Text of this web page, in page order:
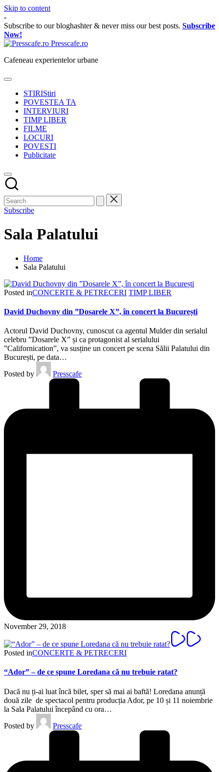
Skip to content
-
Subscribe to our bloghashter & never miss our best posts. Subscribe
Now!
Presscafe.ro
Cafeneau experientelor urbane
STIRIStiri
POVESTEA TA
INTERVIURI
TIMP LIBER
FILME
LOCURI
POVESTI
Publicitate
Subscribe
Sala Palatului
Home
Sala Palatului
Posted inCONCERTE & PETRECERI TIMP LIBER
David Duchovny din ”Dosarele X”, în concert la București
Actorul David Duchovny, cunoscut ca agentul Mulder din serialul
celebru ”Dosarele X” și ca protagonist al serialului
”Californication”, va susține un concert pe scena Sălii Palatului din
București, pe data…
Posted by
Presscafe
November 29, 2018
Posted inCONCERTE & PETRECERI
“Ador” – de ce spune Loredana că nu trebuie ratat?
Dacă nu ți-ai luat încă bilet, sper să mai ai baftă! Loredana anunță
două zile de spectacol pentru producția Ador, pe 10 și 11 noiembrie
la Sala Palatului începând cu ora…
Posted by
Presscafe